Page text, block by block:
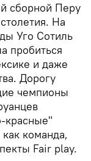
сборной Перу
На
Уго Сотиль
пробиться
и даже
Дорогу
чемпионы
красные"
команда,
Fair play.